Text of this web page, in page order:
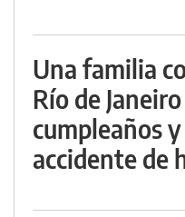
Una familia
Río de
cumpleaños
accidente de